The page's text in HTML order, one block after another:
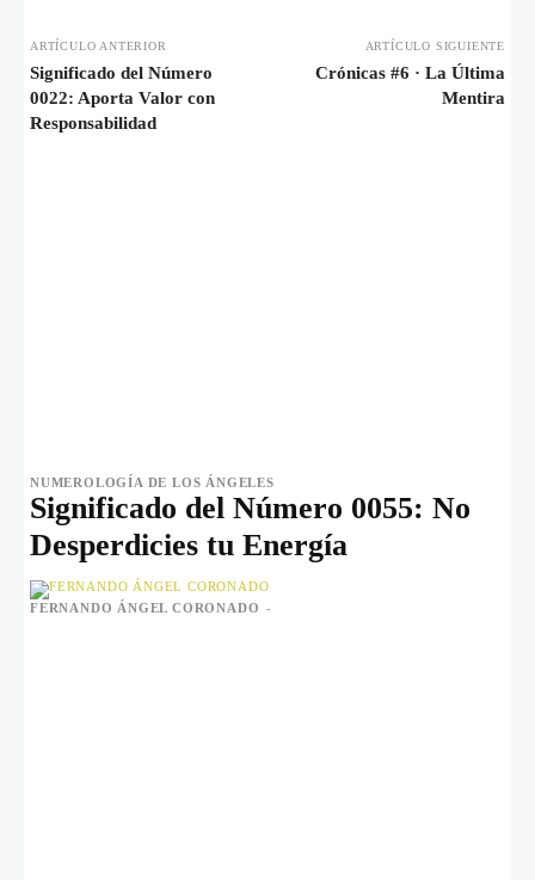
ARTÍCULO ANTERIOR
Significado del Número
0022: Aporta Valor con
Responsabilidad
ARTÍCULO SIGUIENTE
Crónicas #6 · La Última
Mentira
NUMEROLOGÍA DE LOS ÁNGELES
Significado del Número 0055: No
Desperdicies tu Energía
FERNANDO ÁNGEL CORONADO -